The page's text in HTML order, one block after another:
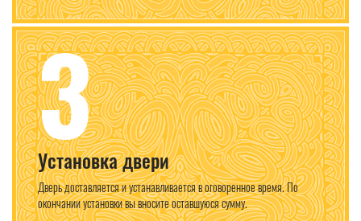
3
Установка двери
Дверь доставляется и устанавливается в оговоренное время. По
окончании установки вы вносите оставшуюся сумму.